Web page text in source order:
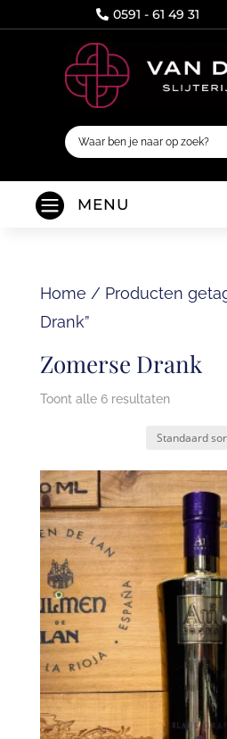
 0591 - 61 49 31
 MENU
Home / Producten
Drank”
Zomerse Drank
Toont alle 6 resultaten